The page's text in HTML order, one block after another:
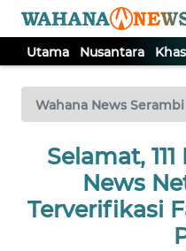
Utama Nusantara Khas
Wahana News Serambi
Selamat,
News
Terverifikasi
TV
Tutup
UTAMA
NUSANTARA